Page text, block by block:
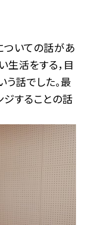
いての話があ
生活をする，目
話でした。最
ジすることの話